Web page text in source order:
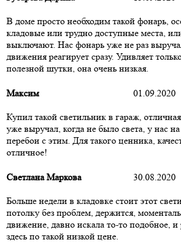
В доме просто необходим такой фонарь,
кладовые или трудно доступные места,
выключают. Нас фонарь уже не раз
движения реагирует сразу. Удивляет
полезной шутки, она очень низкая.
Максим 01.09.2020
Купил такой светильник в гараж,
уже выручал, когда не было света, у нас
перебои с этим. Для такого ценника,
отличное!
Светлана Маркова 30.08.2020
Больше недели в кладовке стоит этот
потолку без проблем, держится,
движение, давно искала то-то подобное, и
здесь по такой низкой цене.